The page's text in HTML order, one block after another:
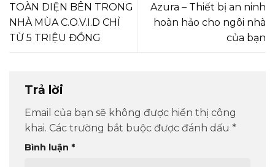
TOÀN DIỆN BÊN TRONG
NHÀ MÙA C.O.V.I.D CHỈ
TỪ 5 TRIỆU ĐỒNG
Azura – Thiết bị an ninh
hoàn hảo cho ngôi nhà
của bạn
Trả lời
Email của bạn sẽ không được hiển thị công
khai. Các trường bắt buộc được đánh dấu *
Bình luận *